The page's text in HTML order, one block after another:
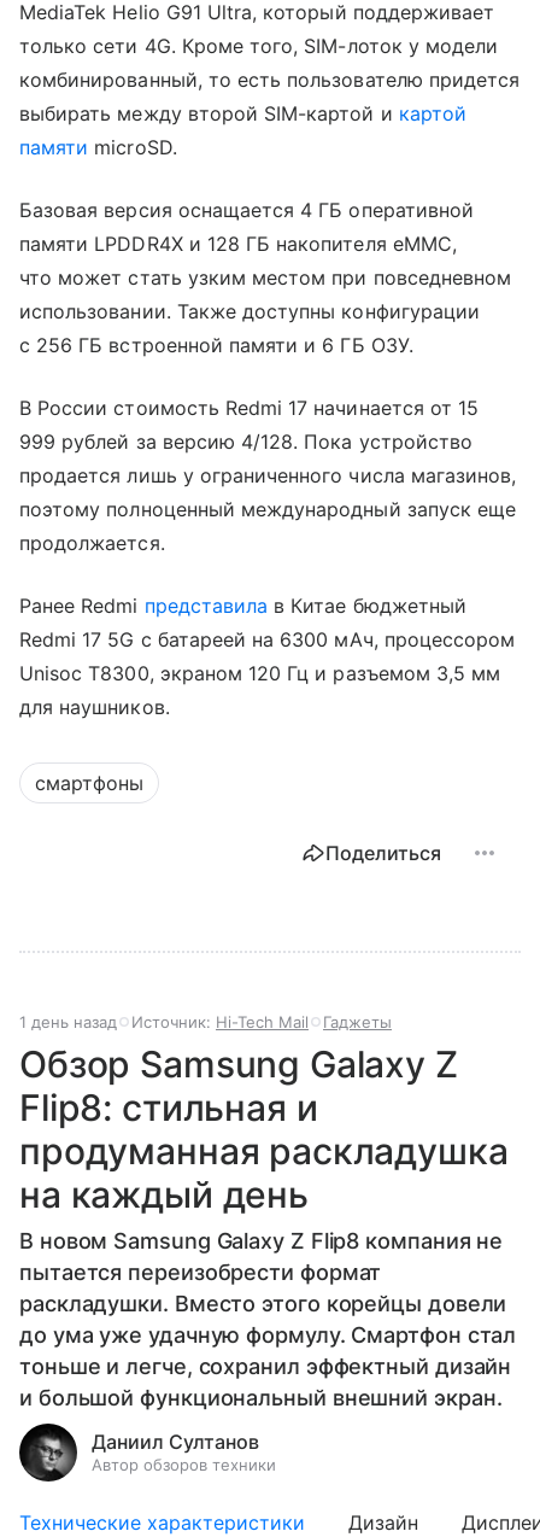
MediaTek Helio G91 Ultra, который поддерживает
только сети 4G. Кроме того, SIM-лоток у модели
комбинированный, то есть пользователю придется
выбирать между второй SIM-картой и картой
памяти microSD.
Базовая версия оснащается 4 ГБ оперативной
памяти LPDDR4X и 128 ГБ накопителя eMMC,
что может стать узким местом при повседневном
использовании. Также доступны конфигурации
с 256 ГБ встроенной памяти и 6 ГБ ОЗУ.
В России стоимость Redmi 17 начинается от 15
999 рублей за версию 4/128. Пока устройство
продается лишь у ограниченного числа магазинов,
поэтому полноценный международный запуск еще
продолжается.
Ранее Redmi представила в Китае бюджетный
Redmi 17 5G с батареей на 6300 мАч, процессором
Unisoc T8300, экраном 120 Гц и разъемом 3,5 мм
для наушников.
смартфоны
Поделиться
1 день назад Источник: Hi-Tech Mail Гаджеты
Обзор Samsung Galaxy Z
Flip8: стильная и
продуманная раскладушка
на каждый день
В новом Samsung Galaxy Z Flip8 компания не
пытается переизобрести формат
раскладушки. Вместо этого корейцы довели
до ума уже удачную формулу. Смартфон стал
тоньше и легче, сохранил эффектный дизайн
и большой функциональный внешний экран.
Даниил Султанов
Автор обзоров техники
Технические характеристики Дизайн